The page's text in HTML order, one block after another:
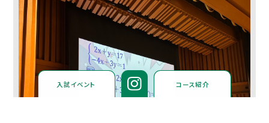
入試イベント コース紹介